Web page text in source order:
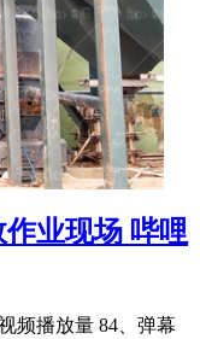
业现场 哔哩
频播放量 84、弹幕